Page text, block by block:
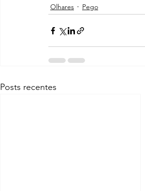
Olhares
Pego
Posts recentes